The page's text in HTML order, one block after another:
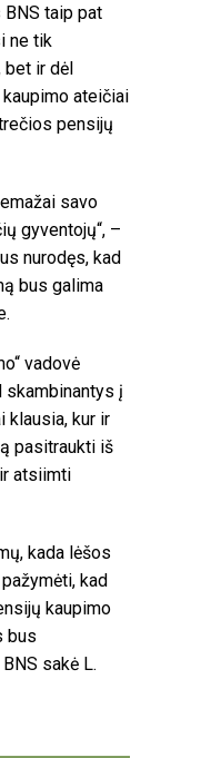
taip pat
ne tik
bet ir dėl
ateičiai
pensijų
savo
gyventojų“, –
nurodęs, kad
bus galima
vadovė
skambinantys į
klausia, kur ir
pasitraukti iš
atsiimti
kada lėšos
kad
kaupimo
bus
sakė L.